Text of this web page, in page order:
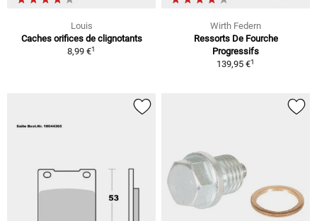
Louis
Caches orifices de clignotants
8,99 €1
Wirth Federn
Ressorts De Fourche
Progressifs
139,95 €1